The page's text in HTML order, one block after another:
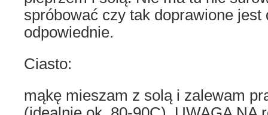
spróbować czy tak doprawione jest
odpowiednie.
Ciasto:
mąkę mieszam z solą i zalewam